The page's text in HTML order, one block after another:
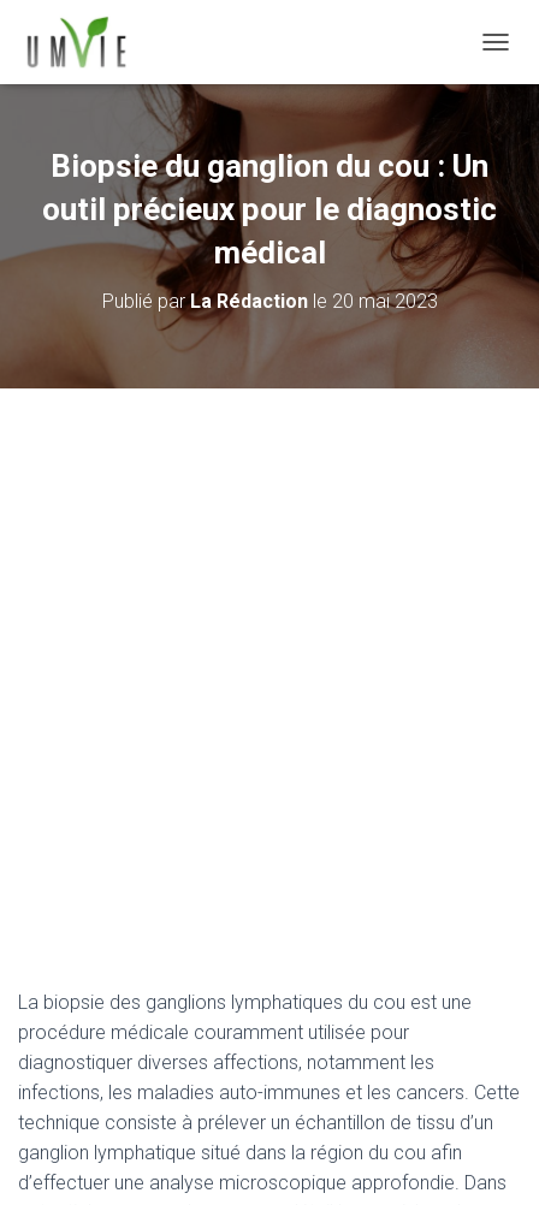
Biopsie du ganglion du cou : Un
outil précieux pour le diagnostic
médical
Publié parLa Rédactionle 20 mai 2023
La biopsie des ganglions lymphatiques du cou est une
procédure médicale couramment utilisée pour
diagnostiquer diverses affections, notamment les
infections, les maladies auto-immunes et les cancers. Cette
technique consiste à prélever un échantillon de tissu d’un
ganglion lymphatique situé dans la région du cou afin
d’effectuer une analyse microscopique approfondie. Dans